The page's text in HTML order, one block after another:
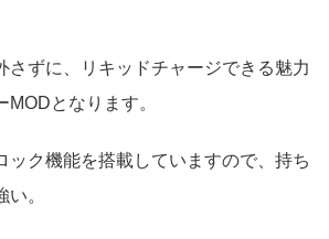
さずに、リキッドチャージできる魅力
となります。
ック機能を搭載していますので、持ち
。